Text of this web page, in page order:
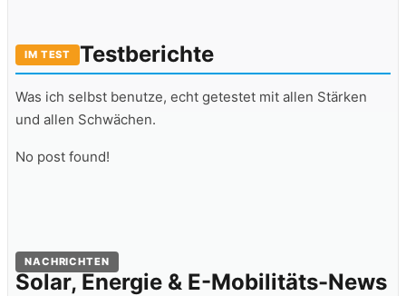
IM TEST Testberichte
Was ich selbst benutze, echt getestet mit allen Stärken
und allen Schwächen.
No post found!
NACHRICHTEN
Solar, Energie & E-Mobilitäts-News